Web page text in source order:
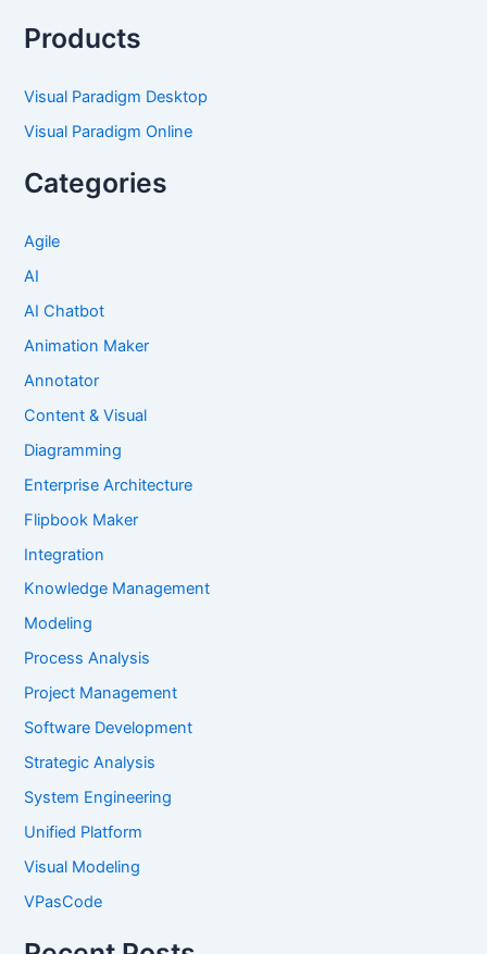
Products
Visual Paradigm Desktop
Visual Paradigm Online
Categories
Agile
AI
AI Chatbot
Animation Maker
Annotator
Content & Visual
Diagramming
Enterprise Architecture
Flipbook Maker
Integration
Knowledge Management
Modeling
Process Analysis
Project Management
Software Development
Strategic Analysis
System Engineering
Unified Platform
Visual Modeling
VPasCode